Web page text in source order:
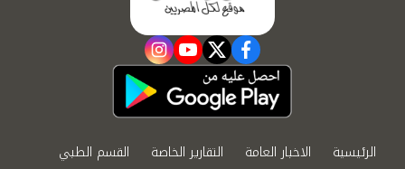
facebook
twitter
youtube
instagram
الرئيسية الاخبار العامة التقارير الخاصة
القسم الطبي